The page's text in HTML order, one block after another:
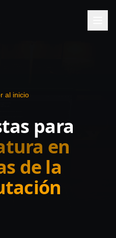
al inicio
para
en
de la